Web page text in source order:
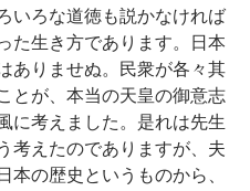
いろな道徳も説かなければ
た生き方であります。日本
ありませぬ。民衆が各々其
とが、本当の天皇の御意志
に考えました。是れは先生
考えたのでありますが、夫
の歴史というものから、